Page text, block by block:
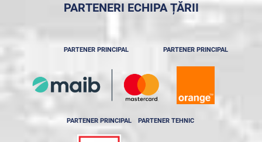
PARTENERI ECHIPA ȚĂRII
PARTENER PRINCIPAL PARTENER PRINCIPAL
PARTENER PRINCIPAL PARTENER TEHNIC